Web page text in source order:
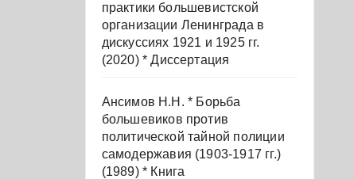
практики большевистской
организации Ленинграда в
дискуссиях 1921 и 1925 гг.
(2020) * Диссертация
Ансимов Н.Н. * Борьба
большевиков против
политической тайной полиции
самодержавия (1903-1917 гг.)
(1989) * Книга